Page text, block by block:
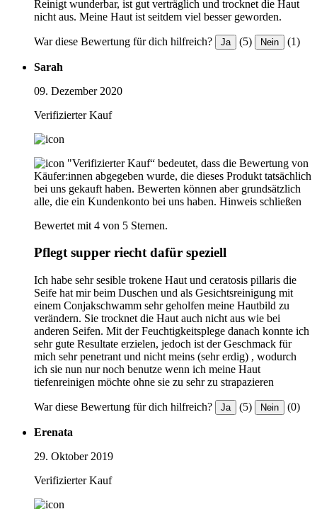
Reinigt wunderbar, ist gut verträglich und trocknet die Haut
nicht aus. Meine Haut ist seitdem viel besser geworden.
War diese Bewertung für dich hilfreich? Ja (5) Nein (1)
Sarah
09. Dezember 2020
Verifizierter Kauf
"Verifizierter Kauf“ bedeutet, dass die Bewertung von
Käufer:innen abgegeben wurde, die dieses Produkt tatsächlich
bei uns gekauft haben. Bewerten können aber grundsätzlich
alle, die ein Kundenkonto bei uns haben. Hinweis schließen
Bewertet mit 4 von 5 Sternen.
Pflegt supper riecht dafür speziell
Ich habe sehr sesible trokene Haut und ceratosis pillaris die
Seife hat mir beim Duschen und als Gesichtsreinigung mit
einem Conjakschwamm sehr geholfen meine Hautbild zu
verändern. Sie trocknet die Haut auch nicht aus wie bei
anderen Seifen. Mit der Feuchtigkeitsplege danach konnte ich
sehr gute Resultate erzielen, jedoch ist der Geschmack für
mich sehr penetrant und nicht meins (sehr erdig) , wodurch
ich sie nun nur noch benutze wenn ich meine Haut
tiefenreinigen möchte ohne sie zu sehr zu strapazieren
War diese Bewertung für dich hilfreich? Ja (5) Nein (0)
Erenata
29. Oktober 2019
Verifizierter Kauf